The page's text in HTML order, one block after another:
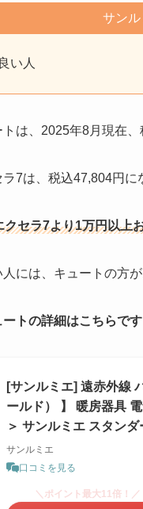
サンル
い人
は、2025年8月現在
7は、税込47,804円に
クセラ7より1万円以上
には、キュートの方が
トの詳細はこちらです
[サンルミエ] 遠赤外線
ールド） 】 暖房器具
＞ サンルミエ スタン
サンルミエ
口コミを見る
＼ポイント最大11倍！／